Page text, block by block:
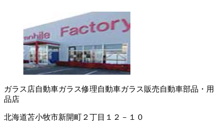
ガラス店自動車ガラス修理自動車ガラス販売自動車部品・用
品店
北海道苫小牧市新開町２丁目１２－１０